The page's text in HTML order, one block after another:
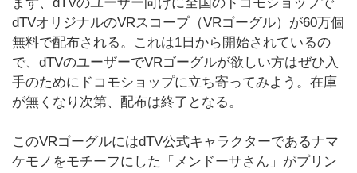
dTVオリジナルのVRスコープ（VRゴーグル）が60万個
無料で配布される。これは1日から開始されているの
で、dTVのユーザーでVRゴーグルが欲しい方はぜひ入
手のためにドコモショップに立ち寄ってみよう。在庫
が無くなり次第、配布は終了となる。
このVRゴーグルにはdTV公式キャラクターであるナマ
ケモノをモチーフにした「メンドーサさん」がプリン